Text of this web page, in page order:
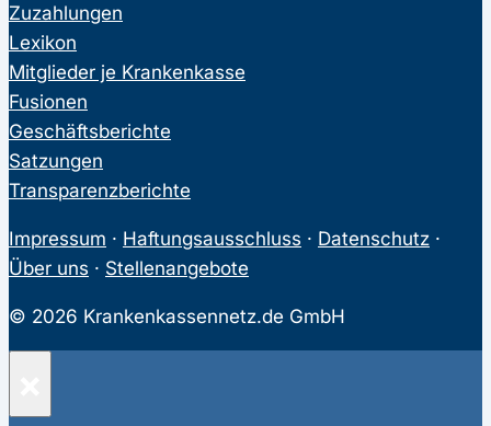
Zuzahlungen
Lexikon
Mitglieder je Krankenkasse
Fusionen
Geschäftsberichte
Satzungen
Transparenzberichte
Impressum · Haftungsausschluss · Datenschutz ·
Über uns · Stellenangebote
© 2026 Krankenkassennetz.de GmbH